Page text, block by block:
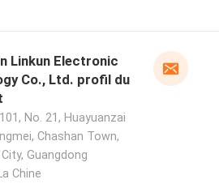
Linkun Electronic
Co., Ltd. profil du
No. 21, Huayuanzai
Chashan Town,
Guangdong
Chine